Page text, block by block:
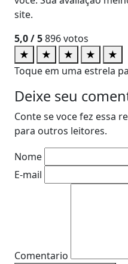
site.
5,0/ 5896votos
★
★ ★ ★
★
Toque em uma estrela
Deixe seu
Conte se voce fez essa
para outros leitores.
Nome
E-mail
Comentario